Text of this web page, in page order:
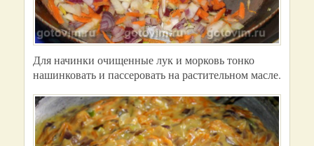
Для начинки очищенные лук и морковь тонко
нашинковать и пассеровать на растительном масле.